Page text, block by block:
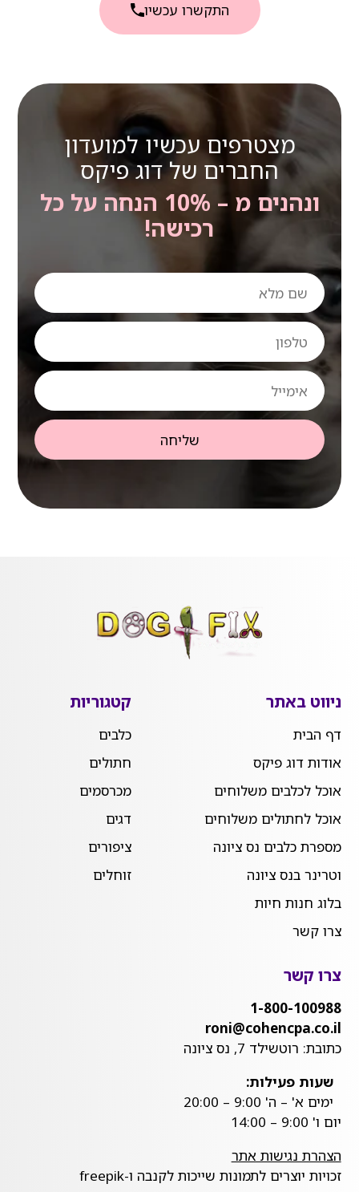
התקשרו עכשיו
מצטרפים עכשיו למועדון
החברים של דוג פיקס
ונהנים מ – 10% הנחה על כל
רכישה!
שם
מלא
טלפון
אימייל
שליחה
ניווט באתר
דף הבית
אודות דוג פיקס
אוכל לכלבים משלוחים
אוכל לחתולים משלוחים
מספרת כלבים נס ציונה
וטרינר בנס ציונה
בלוג חנות חיות
צרו קשר
קטגוריות
כלבים
חתולים
מכרסמים
דגים
ציפורים
זוחלים
צרו קשר
1-800-100988
roni@cohencpa.co.il
כתובת: רוטשילד 7, נס ציונה
שעות פעילות:
ימים א' – ה' 9:00 – 20:00
יום ו' 9:00 – 14:00
הצהרת נגישות אתר
זכויות יוצרים לתמונות שייכות לקנבה ו-freepik